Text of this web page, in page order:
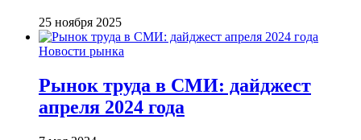
25 ноября 2025
Новости рынка
Рынок труда в СМИ: дайджест
апреля 2024 года